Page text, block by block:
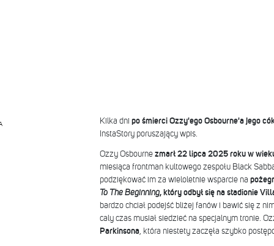
Kilka dni po śmierci Ozzy'ego Osbourne'a jego
InstaStory poruszający wpis.
Ozzy Osbourne zmarł 22 lipca 2025 roku w
miesiąca frontman kultowego zespołu Black
podziękować im za wieloletnie wsparcie na
To The Beginning, który odbył się na stadionie
bardzo chciał podejść bliżej fanów i bawić się z
caly czas musiał siedzieć na specjalnym tronie.
Parkinsona, która niestety zaczęła szybko